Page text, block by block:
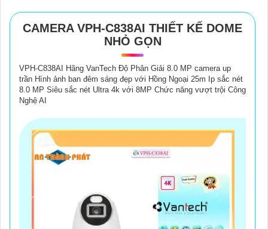
CAMERA VPH-C838AI THIẾT KẾ DOME
NHỎ GỌN
VPH-C838AI Hãng VanTech Độ Phân Giải 8.0 MP camera up
trần Hình ảnh ban đêm sáng đẹp với Hồng Ngoại 25m Ip sắc nét
8.0 MP Siêu sắc nét Ultra 4k với 8MP Chức năng vượt trội Công
Nghệ AI